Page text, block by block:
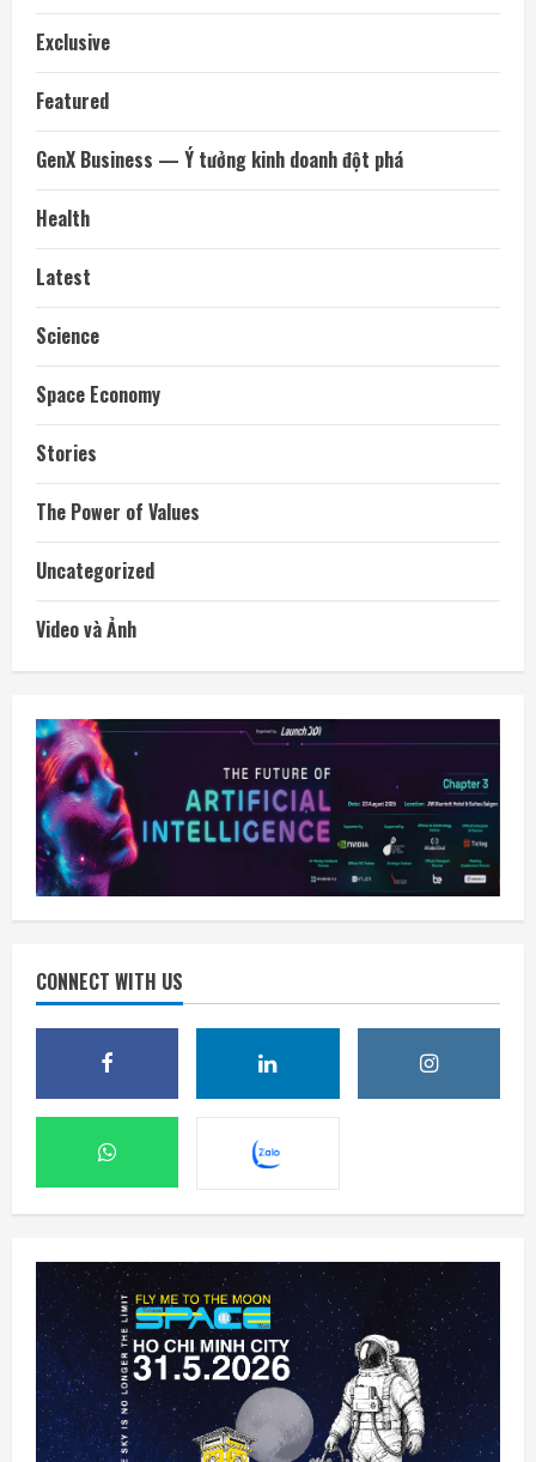
Exclusive
Featured
GenX Business — Ý tưởng kinh doanh đột phá
Health
Latest
Science
Space Economy
Stories
The Power of Values
Uncategorized
Video và Ảnh
CONNECT WITH US
2
Ba công ty điển hình phát triển công nghệ
trồng cây trên Mặt Trăng
7 Tháng 8 2026, 12:00